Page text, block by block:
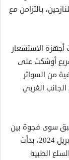
بالتزامن مع
أجهزة الاستشعار
أوشكت على
كيلومترات إضافية من السواتر
غلق الجانب الغربي
كيلومتراً، ولم يتبق سوى فجوة بين
3 و4 كيلومترات قبل حصار المدينة بالكامل. منذ أبريل 2024، بدأت
الطبية